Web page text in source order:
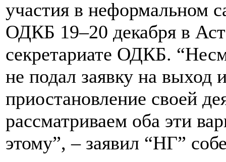
участия в неформальном
ОДКБ 19–20 декабря в
секретариате ОДКБ.
не подал заявку на
приостановление своей
рассматриваем оба эти
этому”, – заявил “НГ”